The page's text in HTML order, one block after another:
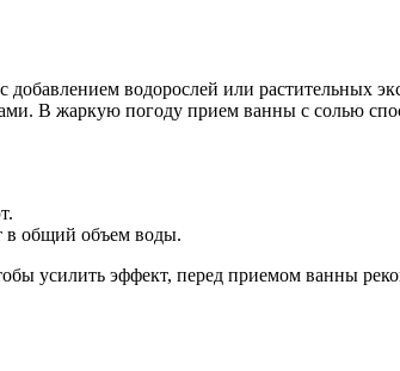
водорослей или растительных
В жаркую погоду прием ванны с солью
в общий объем воды.
усилить эффект, перед приемом ванны